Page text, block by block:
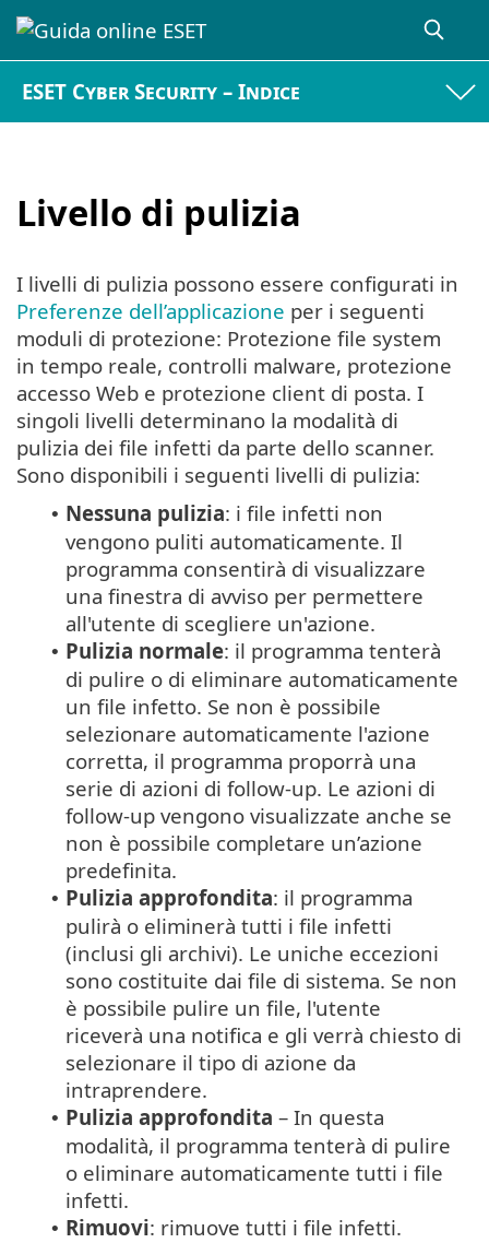
ESET Cyber Security – Indice
Livello di pulizia
I livelli di pulizia possono essere configurati in
Preferenze dell’applicazione per i seguenti
moduli di protezione: Protezione file system
in tempo reale, controlli malware, protezione
accesso Web e protezione client di posta. I
singoli livelli determinano la modalità di
pulizia dei file infetti da parte dello scanner.
Sono disponibili i seguenti livelli di pulizia:
• Nessuna pulizia: i file infetti non
vengono puliti automaticamente. Il
programma consentirà di visualizzare
una finestra di avviso per permettere
all'utente di scegliere un'azione.
• Pulizia normale: il programma tenterà
di pulire o di eliminare automaticamente
un file infetto. Se non è possibile
selezionare automaticamente l'azione
corretta, il programma proporrà una
serie di azioni di follow-up. Le azioni di
follow-up vengono visualizzate anche se
non è possibile completare un’azione
predefinita.
• Pulizia approfondita: il programma
pulirà o eliminerà tutti i file infetti
(inclusi gli archivi). Le uniche eccezioni
sono costituite dai file di sistema. Se non
è possibile pulire un file, l'utente
riceverà una notifica e gli verrà chiesto di
selezionare il tipo di azione da
intraprendere.
• Pulizia approfondita – In questa
modalità, il programma tenterà di pulire
o eliminare automaticamente tutti i file
infetti.
• Rimuovi: rimuove tutti i file infetti.